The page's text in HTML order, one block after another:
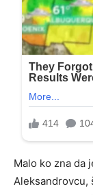
Malo ko zna da
Aleksandrovcu,